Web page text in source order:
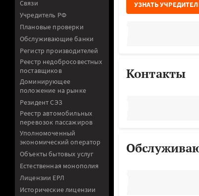
Связи
Учредитель РФ
Плановые проверки
Обслуживающие банки
Регистр производителей
Реестр недобросовестных
поставщиков
Доминирующее
положение на рынке
Резидент СЭЗ
Реестр автомобильных
перевозок пассажиров
Уполномоченный
экономический оператор
Объекты бытовых услуг
Естественная монополия
Лицензии ЕРЛ
Исторические лицензии
УЗНАТЬ
Контакты